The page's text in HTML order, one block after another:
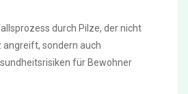
durch Pilze, der nicht
angreift, sondern auch
für Bewohner